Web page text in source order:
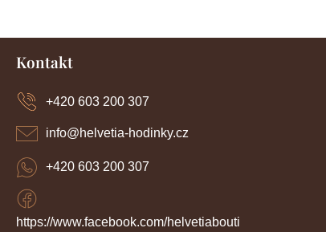
Kontakt
info@helvetia-hodinky.cz
+420 603 200 307
https://www.facebook.com/helvetiabouti
+420 603 200 307